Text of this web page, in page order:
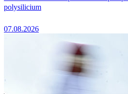
polysilicium
07.08.2026